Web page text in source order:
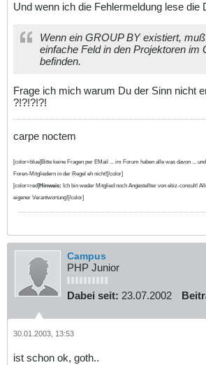
Und wenn ich die Fehlermeldung lese die
Wenn ein GROUP BY existiert,
einfache Feld in den Projektoren im
befinden.
Frage ich mich warum Du der Sinn nicht
?!?!?!?!
carpe noctem
[color=blue]Bitte keine Fragen per EMail ... im Forum haben alle was davon ...
Foren-Mitgliedern in der Regel eh nicht![/color]
[color=red] Hinweis: Ich bin weder Mitglied noch Angestellter von ebiz-consult!
eigener Verantwortung![/color]
Campus
PHP Junior
Dabei seit: 23.07.2002
30.01.2003, 13:53
ist schon ok, goth..